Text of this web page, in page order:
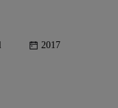
2017